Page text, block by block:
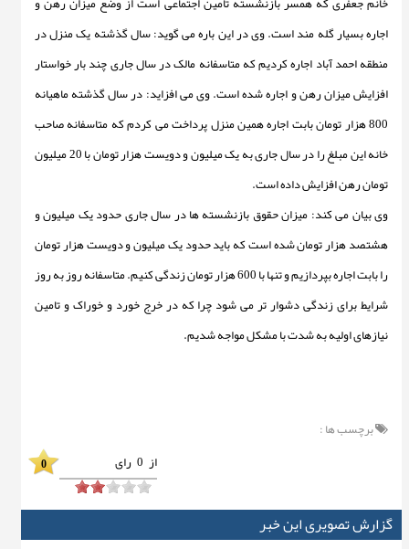
اجاره بسیار گله مند است. وی در این باره می گوید: سال گذشته یک منزل در
منطقه احمد آباد اجاره کردیم که متاسفانه مالک در سال جاری چند بار خواستار
افزایش میزان رهن و اجاره شده است. وی می افزاید: در سال گذشته ماهیانه
800 هزار تومان بابت اجاره همین منزل پرداخت می کردم که متاسفانه صاحب
خانه این مبلغ را در سال جاری به یک میلیون و دویست هزار تومان با 20 میلیون
تومان رهن افزایش داده است.
وی بیان می کند: میزان حقوق بازنشسته ها در سال جاری حدود یک میلیون و
هشتصد هزار تومان شده است که باید حدود یک میلیون و دویست هزار تومان
را بابت اجاره بپردازیم و تنها با 600 هزار تومان زندگی کنیم. متاسفانه روز به روز
شرایط برای زندگی دشوار تر می شود چرا که در خرج خورد و خوراک و تامین
نیازهای اولیه به شدت با مشکل مواجه شدیم.
برچسب ها :
از 0 رای 0
گزارش تصویری این خبر